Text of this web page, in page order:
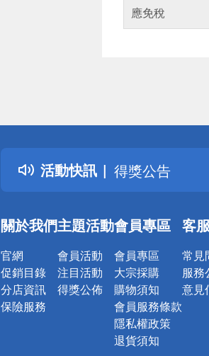
應免稅
活動快訊
詐騙網頁！請
得獎公告
熱門話題
銀行優惠
詐騙網頁！請
關於我們
官網
促銷目錄
分店資訊
保險服務
主題活動
會員活動
注目活動
得獎公佈
會員專區
會員專區
大宗採購
購物須知
會員服務條款
隱私權政策
退貨須知
客
常見
服務
意見